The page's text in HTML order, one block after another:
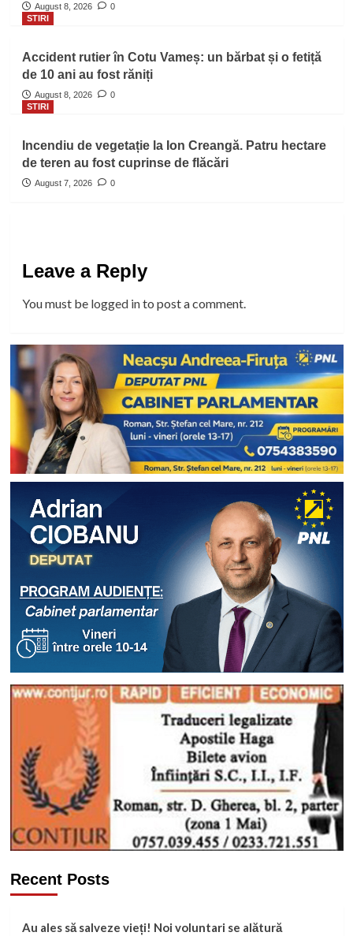
August 8, 2026
0
STIRI
Accident rutier în Cotu Vameș: un bărbat și o fetiță
de 10 ani au fost răniți
August 8, 2026
0
STIRI
Incendiu de vegetație la Ion Creangă. Patru hectare
de teren au fost cuprinse de flăcări
August 7, 2026 0
Leave a Reply
You must be logged into post a comment.
Recent Posts
Au ales să salveze vieți! Noi voluntari se alătură